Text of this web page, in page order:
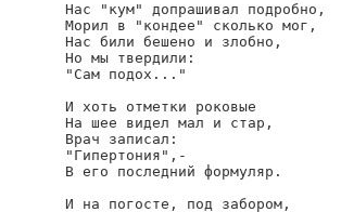
Нас "кум" допрашивал подробно,
Морил в "кондее" сколько мог,
Нас били бешено и злобно,
Но мы твердили:
"Сам подох..."
И хоть отметки роковые
На шее видел мал и стар,
Врач записал:
"Гипертония",-
В его последний формуляр.
И на погосте, под забором,